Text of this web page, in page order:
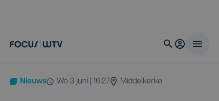
Nieuws wo 3 juni | 16:27 Middelkerke